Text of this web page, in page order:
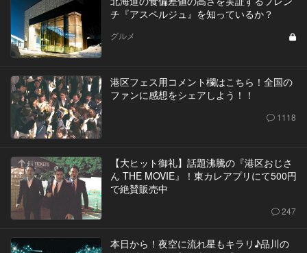
チ『アスペルジュ』を知っているか？
グルメ
港区フェス用コメント欄はこちら！全国の
ファンに感想をシェアしよう！！
1118
【大ヒット御礼】話題沸騰の『港区おじさ
ん THE MOVIE』！東カレアプリにて500円
で絶賛販売中
247
本日から！夜空に流れ星もキラリ♪品川の